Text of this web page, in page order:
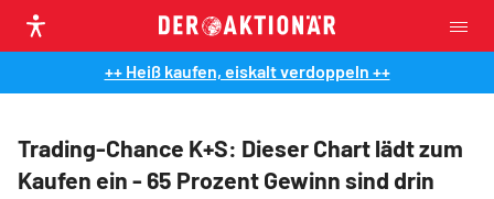
++ Heiß kaufen, eiskalt verdoppeln ++
Trading-Chance K+S: Dieser Chart lädt zum
Kaufen ein - 65 Prozent Gewinn sind drin